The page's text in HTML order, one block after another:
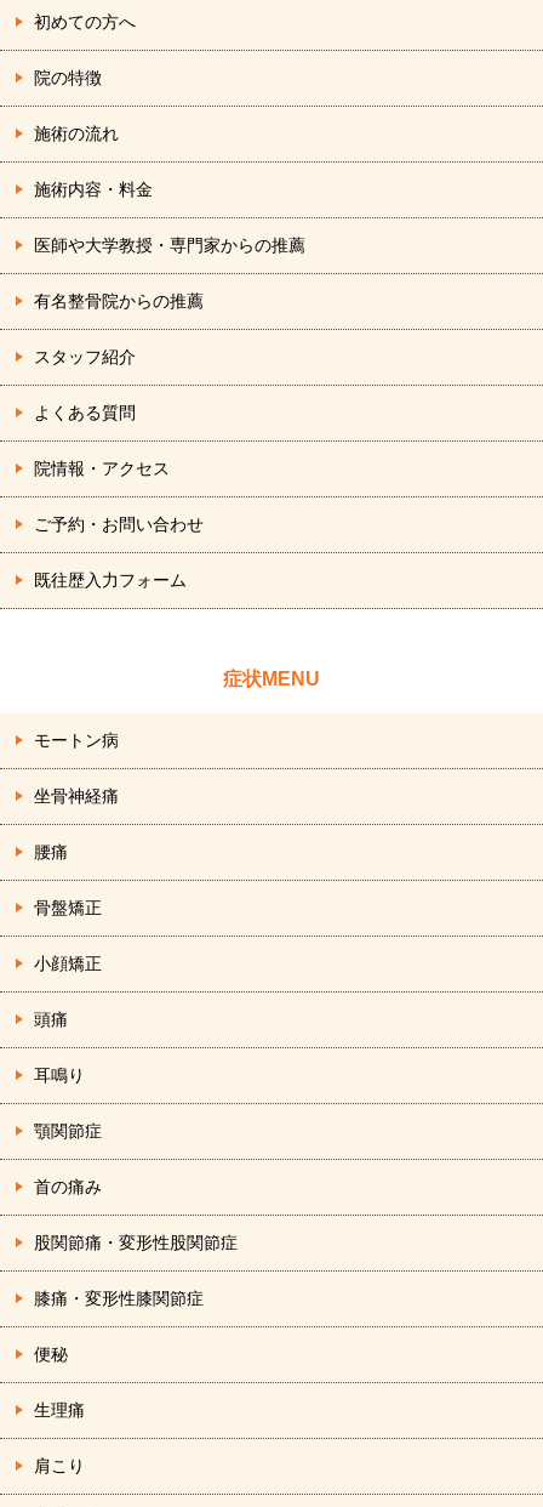
初めての方へ
院の特徴
施術の流れ
施術内容・料金
医師や大学教授・専門家からの推薦
有名整骨院からの推薦
スタッフ紹介
よくある質問
院情報・アクセス
ご予約・お問い合わせ
既往歴入力フォーム
症状MENU
モートン病
坐骨神経痛
腰痛
骨盤矯正
小顔矯正
頭痛
耳鳴り
顎関節症
首の痛み
股関節痛・変形性股関節症
膝痛・変形性膝関節症
便秘
生理痛
肩こり